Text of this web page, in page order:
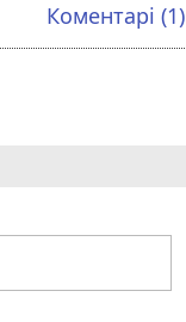
Коментарі (1)